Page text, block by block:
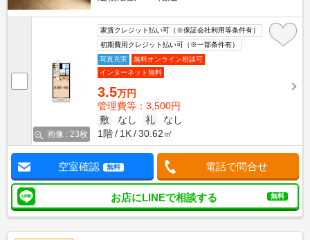
画像 : 23枚
家賃クレジット払い可（※保証会社利用等条件有）
初期費用クレジット払い可（※一部条件有）
写真充実
無料オンライン相談可
インターネット無料
3.5万円
管理費等：3,500円
敷
なし 礼
なし
1階
1K 30.62㎡
空室確認 無料 電話で問合せ
お店にLINEで相談する 無料